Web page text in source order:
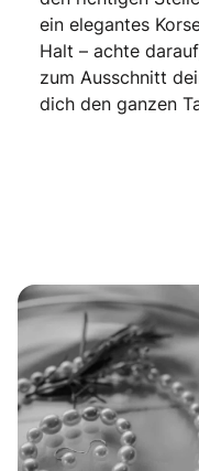
ein elegantes
Halt – achte
zum Ausschnitt
dich den ganzen